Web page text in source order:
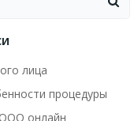
лица
процедуры
онлайн